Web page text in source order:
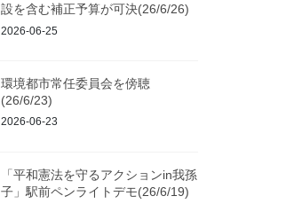
設を含む補正予算が可決(26/6/26)
2026-06-25
環境都市常任委員会を傍聴
(26/6/23)
2026-06-23
「平和憲法を守るアクションin我孫
子」駅前ペンライトデモ(26/6/19)